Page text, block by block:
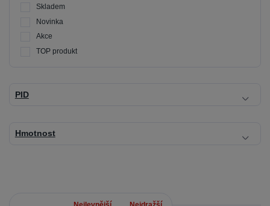
Skladem
Novinka
Akce
TOP produkt
PID
Hmotnost